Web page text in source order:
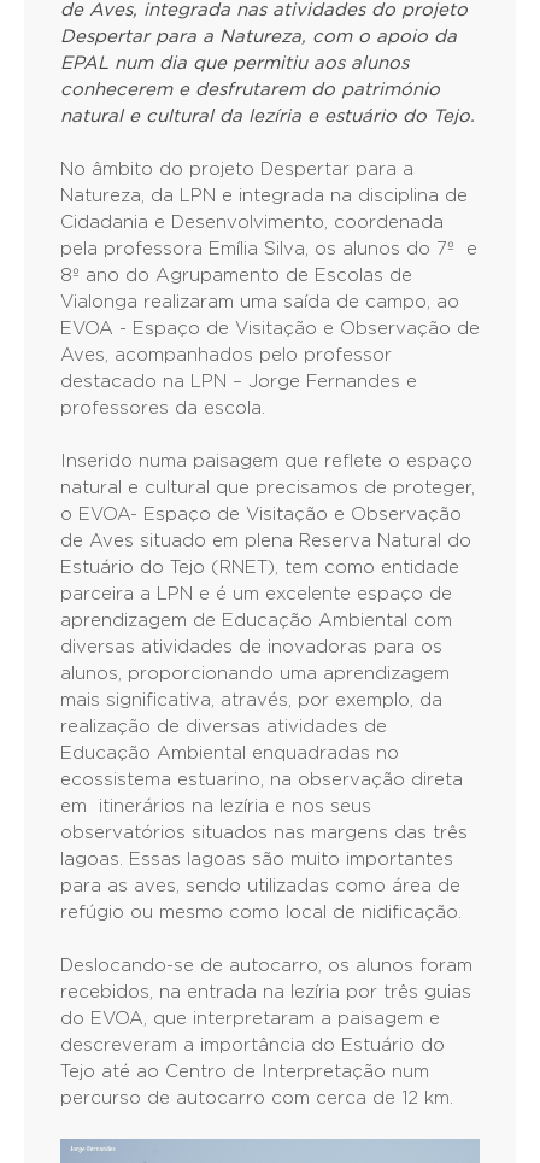
de Aves, integrada nas atividades do projeto
Despertar para a Natureza, com o apoio da
EPAL num dia que permitiu aos alunos
conhecerem e desfrutarem do património
natural e cultural da lezíria e estuário do Tejo.
No âmbito do projeto Despertar para a
Natureza, da LPN e integrada na disciplina de
Cidadania e Desenvolvimento, coordenada
pela professora Emília Silva, os alunos do 7º e
8º ano do Agrupamento de Escolas de
Vialonga realizaram uma saída de campo, ao
EVOA - Espaço de Visitação e Observação de
Aves, acompanhados pelo professor
destacado na LPN – Jorge Fernandes e
professores da escola.
Inserido numa paisagem que reflete o espaço
natural e cultural que precisamos de proteger,
o EVOA- Espaço de Visitação e Observação
de Aves situado em plena Reserva Natural do
Estuário do Tejo (RNET), tem como entidade
parceira a LPN e é um excelente espaço de
aprendizagem de Educação Ambiental com
diversas atividades de inovadoras para os
alunos, proporcionando uma aprendizagem
mais significativa, através, por exemplo, da
realização de diversas atividades de
Educação Ambiental enquadradas no
ecossistema estuarino, na observação direta
em itinerários na lezíria e nos seus
observatórios situados nas margens das três
lagoas. Essas lagoas são muito importantes
para as aves, sendo utilizadas como área de
refúgio ou mesmo como local de nidificação.
Deslocando-se de autocarro, os alunos foram
recebidos, na entrada na lezíria por três guias
do EVOA, que interpretaram a paisagem e
descreveram a importância do Estuário do
Tejo até ao Centro de Interpretação num
percurso de autocarro com cerca de 12 km.